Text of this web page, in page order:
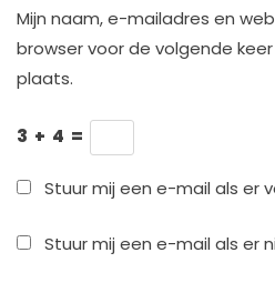
Mijn naam, e-mailadres en
browser voor de volgende
plaats.
3 + 4 =
Stuur mij een e-mail als er
Stuur mij een e-mail als er